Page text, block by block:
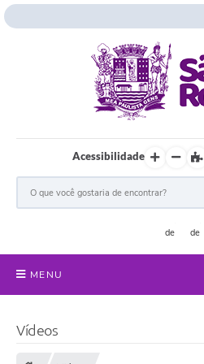
Acessibilidade
MENU
Vídeos